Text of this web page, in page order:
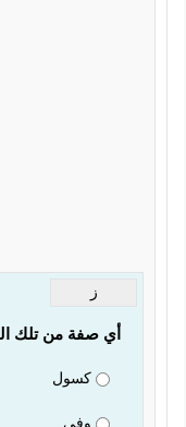
ز
أي صفة من تلك
كسول
وفي